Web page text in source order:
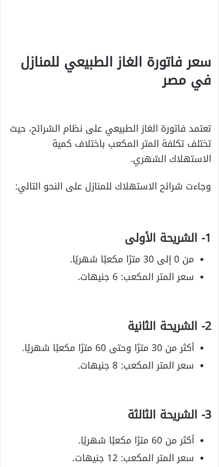
سعر فاتورة الغاز الطبيعي للمنازل
في مصر
تعتمد فاتورة الغاز الطبيعي على نظام الشرائح، حيث
تختلف تكلفة المتر المكعب باختلاف كمية
الاستهلاك الشهري.
وجاءت شرائح الاستهلاك للمنازل على النحو التالي:
1- الشريحة الأولى
من 0 إلى 30 مترًا مكعبًا شهريًا.
سعر المتر المكعب: 6 جنيهات.
2- الشريحة الثانية
أكثر من 30 مترًا وحتى 60 مترًا مكعبًا شهريًا.
سعر المتر المكعب: 8 جنيهات.
3- الشريحة الثالثة
أكثر من 60 مترًا مكعبًا شهريًا.
سعر المتر المكعب: 12 جنيهات.